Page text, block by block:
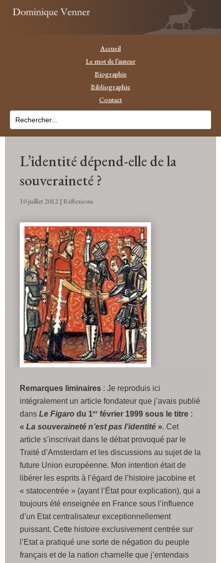
Accueil
Le mot de l’auteur
Biographie
Bibliographie
Contact
L’identité dépend-elle de la
souveraineté ?
10 juillet 2012 | Réflexions
Remarques liminaires : Je reproduis ici
intégralement un article fondateur que j’avais publié
dans Le Figaro du 1er février 1999 sous le titre :
« La souveraineté n’est pas l’identité ». Cet
article s’inscrivait dans le débat provoqué par le
Traité d’Amsterdam et les discussions au sujet de la
future Union européenne. Mon intention était de
libérer les esprits à l’égard de l’histoire jacobine et
« statocentrée » (ayant l’État pour explication), qui a
toujours été enseignée en France sous l’influence
d’un Etat centralisateur exceptionnellement
puissant. Cette histoire exclusivement centrée sur
l’Etat a pratiqué une sorte de négation du peuple
français et de la nation charnelle que j’entendais